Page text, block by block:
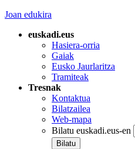
Joan edukira
euskadi.eus
Hasiera-orria
Gaiak
Eusko Jaurlaritza
Tramiteak
Tresnak
Kontaktua
Bilatzailea
Web-mapa
Bilatu euskadi.eus-en